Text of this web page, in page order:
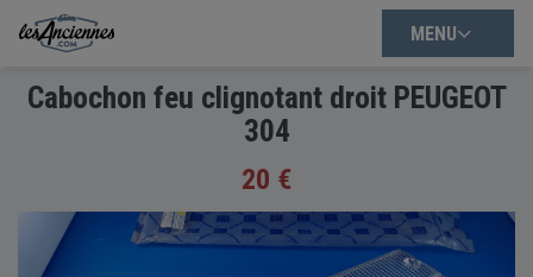
MENU
Cabochon feu clignotant droit PEUGEOT
304
20 €